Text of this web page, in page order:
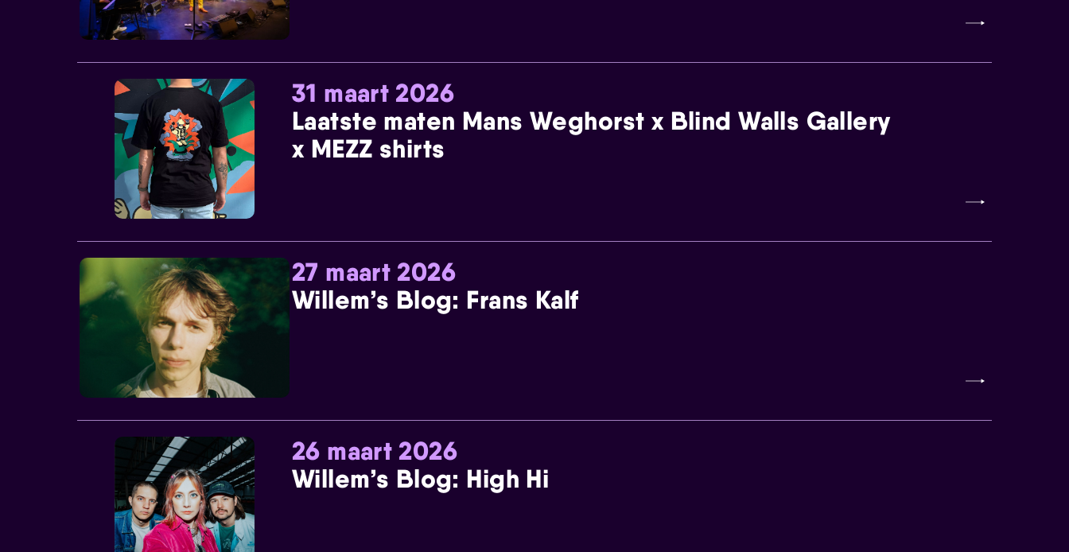
31 maart 2026
Laatste maten Mans Weghorst x Blind Walls Gallery
x MEZZ shirts
27 maart 2026
Willem’s Blog: Frans Kalf
26 maart 2026
Willem’s Blog: High Hi